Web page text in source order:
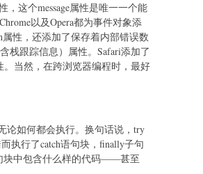
，这个message属性是唯一一个能
以及Opera都为事件对象添
属性，还添加了保存着内部错误数
栈跟踪信息）属性。Safari添加了
。当然，在跨浏览器编程时，最好
论如何都会执行。换句话说，try
执行了catch语句块，finally子句
块中包含什么样的代码——甚至